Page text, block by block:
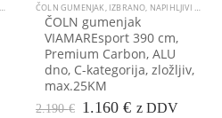
ČOLN GUMENJAK IZBRANO NAPIHLJIVI ČOLNI GUMENJAKI
ČOLN gumenjak
VIAMAREsport 390 cm,
Premium Carbon, ALU
dno, C-kategorija, zložljiv,
max.25KM
2.190€ Prvotna
1.160€Trenutna
z DDV